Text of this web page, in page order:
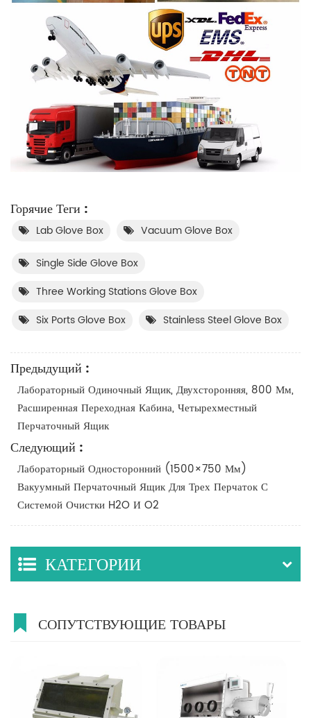
Горячие Теги :
Lab Glove Box Vacuum Glove Box
Single Side Glove Box
Three Working Stations Glove Box
Six Ports Glove Box
Stainless Steel Glove Box
Предыдущий :
Лабораторный Одиночный Ящик, Двухсторонняя, 800 Мм,
Расширенная Переходная Кабина, Четырехместный
Перчаточный Ящик
Следующий :
Лабораторный Односторонний (1500×750 Мм)
Вакуумный Перчаточный Ящик Для Трех Перчаток С
Системой Очистки H2O И O2
КАТЕГОРИИ
СОПУТСТВУЮЩИЕ ТОВАРЫ